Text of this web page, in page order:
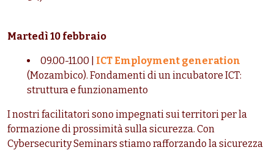
Martedì 10 febbraio
09.00-11.00 | ICT Employment generation
(Mozambico). Fondamenti di un incubatore ICT:
struttura e funzionamento
I nostri facilitatori sono impegnati sui territori per la
formazione di prossimità sulla sicurezza. Con
Cybersecurity Seminars stiamo rafforzando la sicurezza